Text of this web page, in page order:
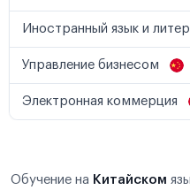
Иностранный язык и
Управление бизнесом
Электронная коммерция
Обучение на Китайском